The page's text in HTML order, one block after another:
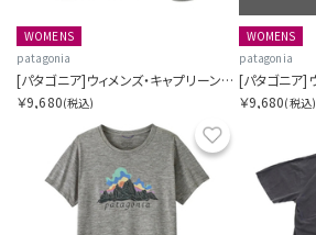
WOMENS
patagonia
[パタゴニア]ウィメンズ・キャプリーン・クール・デイリー・フーディ
￥9,680(税込)
WOMENS
patagonia
￥9,680(税込)
お気に入り